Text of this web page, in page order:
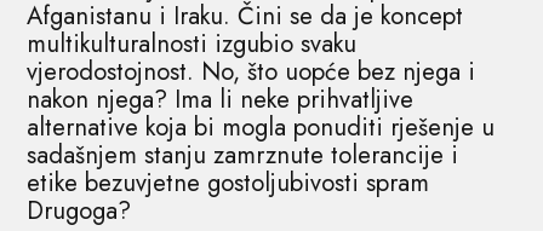
Afganistanu i Iraku. Čini se da je koncept
multikulturalnosti izgubio svaku
vjerodostojnost. No, što uopće bez njega i
nakon njega? Ima li neke prihvatljive
alternative koja bi mogla ponuditi rješenje u
sadašnjem stanju zamrznute tolerancije i
etike bezuvjetne gostoljubivosti spram
Drugoga?